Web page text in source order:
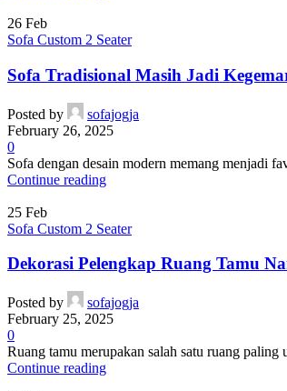
26 Feb
Sofa Custom 2 Seater
Sofa Tradisional Masih Jadi
Posted by
sofajogja
February 26, 2025
0
Sofa dengan desain modern memang menjadi
Continue reading
25 Feb
Sofa Custom 2 Seater
Dekorasi Pelengkap Ruang Tamu
Posted by
sofajogja
February 25, 2025
0
Ruang tamu merupakan salah satu ruang
Continue reading